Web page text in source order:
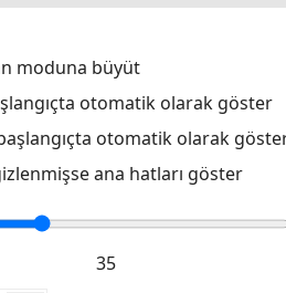
moduna büyüt
otomatik olarak göster
otomatik olarak
ana hatları göster